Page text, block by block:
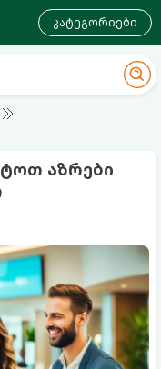
კატეგორიები
აზრები